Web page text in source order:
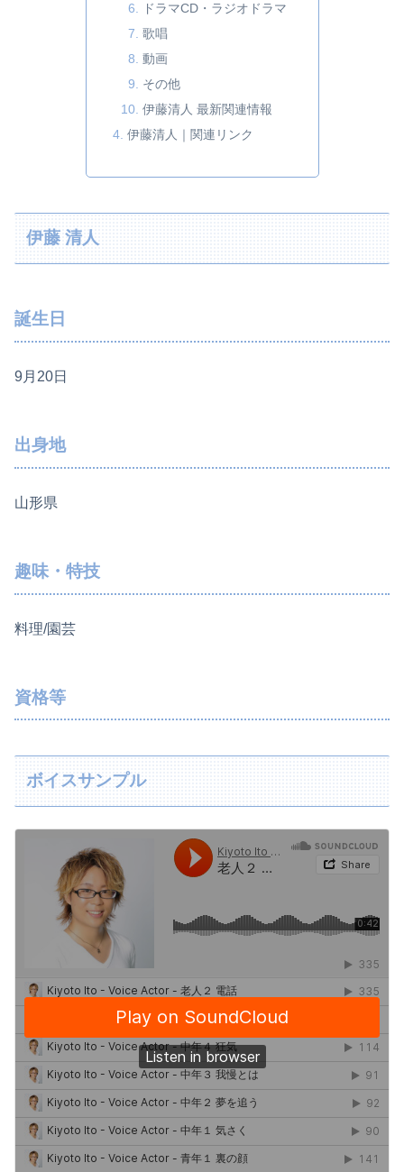
ドラマCD・ラジオドラマ
歌唱
動画
その他
伊藤清人 最新関連情報
伊藤清人｜関連リンク
伊藤 清人
誕生日
9月20日
出身地
山形県
趣味・特技
料理/園芸
資格等
ボイスサンプル